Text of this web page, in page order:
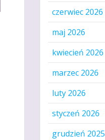
czerwiec 2026
maj 2026
kwiecień 2026
marzec 2026
luty 2026
styczeń 2026
grudzień 2025